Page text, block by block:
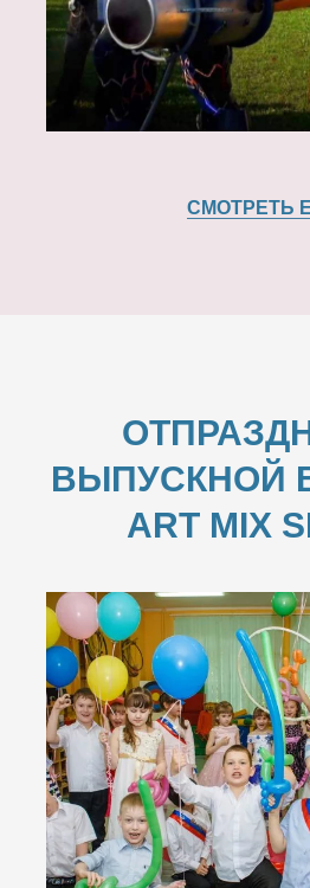
СМОТРЕТЬ
ВЫПУСКНОЙ
ART MIX